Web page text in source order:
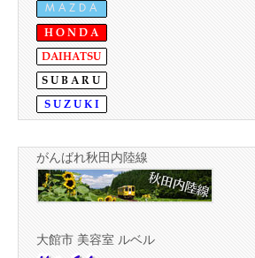
がんばれ秋田内陸線
大館市 美容室 ルベル